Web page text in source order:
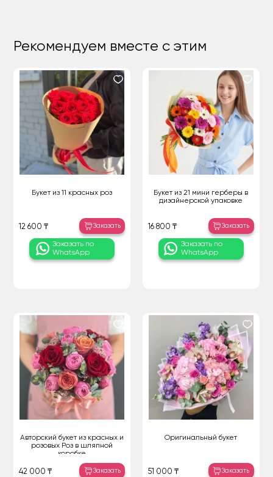
Рекомендуем вместе с этим
Букет из 11 красных роз
12 600 ₸ Заказать
Заказать по
WhatsApp
Букет из 21 мини герберы в
дизайнерской упаковке
16 800 ₸ Заказать
Заказать по
WhatsApp
Авторский букет из красных и
розовых Роз в шляпной
коробке
42 000 ₸ Заказать
Оригинальный букет
51 000 ₸ Заказать